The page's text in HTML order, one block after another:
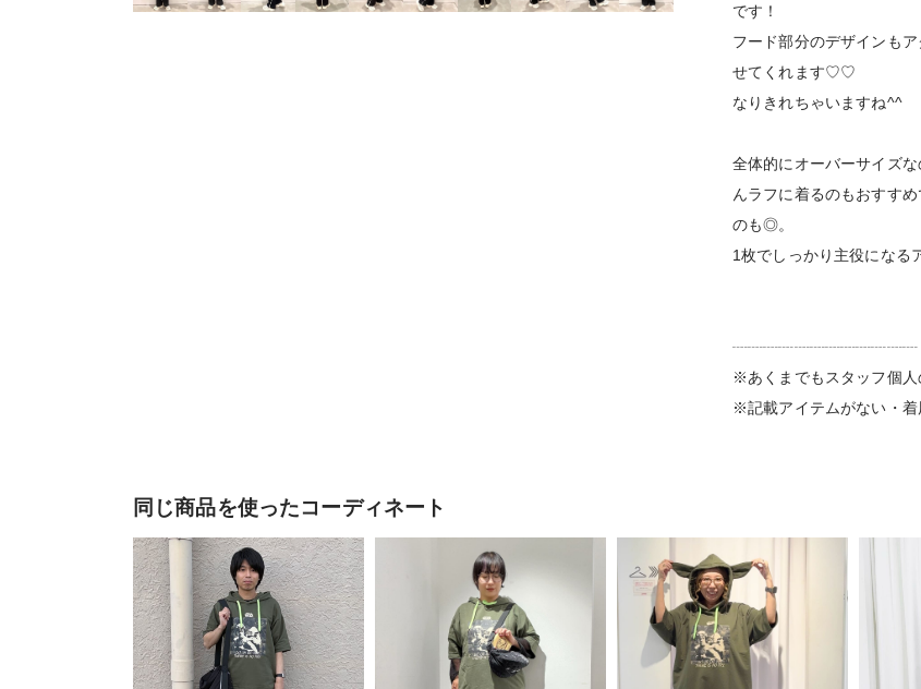
です！
フード部分のデザインも
せてくれます♡♡
なりきれちゃいますね^^
全体的にオーバーサイズ
んラフに着るのもおすす
のも◎。
1枚でしっかり主役になる
┈┈┈┈┈┈┈┈┈┈┈┈
※あくまでもスタッフ個人
※記載アイテムがない・着
同じ商品を使ったコーディネート